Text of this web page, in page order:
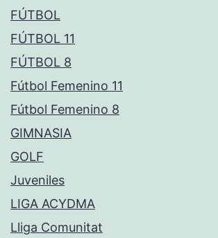
FÚTBOL
FÚTBOL 11
FÚTBOL 8
Fútbol Femenino 11
Fútbol Femenino 8
GIMNASIA
GOLF
Juveniles
LIGA ACYDMA
Lliga Comunitat